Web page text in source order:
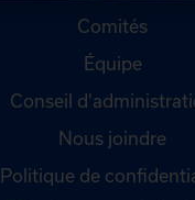
Comités
Équipe
Conseil
Nous joindre
Politique de